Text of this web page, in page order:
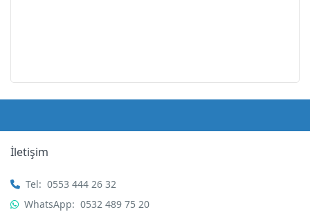
İletişim
Tel: 0553 444 26 32
WhatsApp: 0532 489 75 20